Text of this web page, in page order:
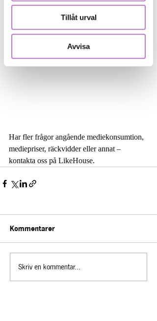
Tillåt urval
Avvisa
de som fortsatte underhålla sitt varumärke
Har fler frågor angående mediekonsumtion,
mediepriser, räckvidder eller annat –
kontakta oss på LikeHouse.
Kommentarer
Skriv en kommentar...